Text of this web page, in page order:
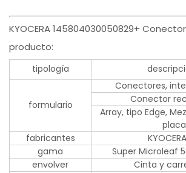
KYOCERA 145804030050829+
producto:
tipología
formulario
Conectores,
Conector
Array, tipo Edge,
fabricantes
gama
Super Microleaf
envolver
Cinta y